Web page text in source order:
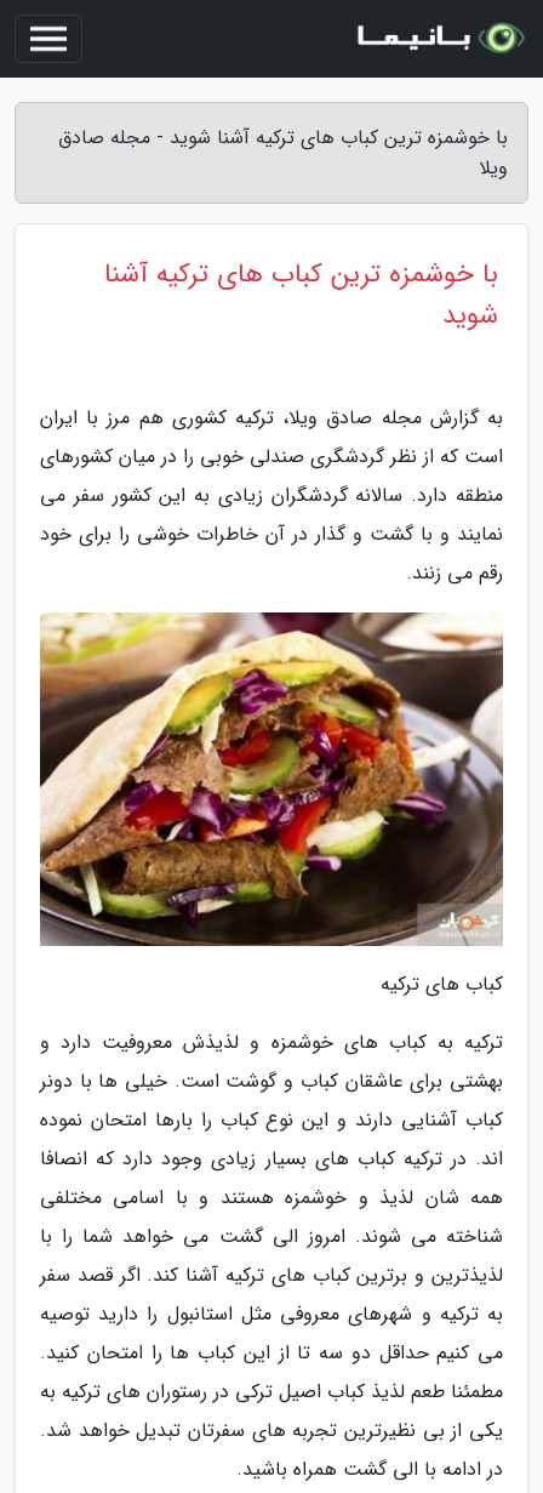
با خوشمزه ترین کباب های ترکیه آشنا شوید - مجله صادق
ویلا
با خوشمزه ترین کباب های ترکیه آشنا
شوید
به گزارش مجله صادق ویلا، ترکیه کشوری هم مرز با ایران
است که از نظر گردشگری صندلی خوبی را در میان کشورهای
منطقه دارد. سالانه گردشگران زیادی به این کشور سفر می
نمایند و با گشت و گذار در آن خاطرات خوشی را برای خود
رقم می زنند.
کباب های ترکیه
ترکیه به کباب های خوشمزه و لذیذش معروفیت دارد و
بهشتی برای عاشقان کباب و گوشت است. خیلی ها با دونر
کباب آشنایی دارند و این نوع کباب را بارها امتحان نموده
اند. در ترکیه کباب های بسیار زیادی وجود دارد که انصافا
همه شان لذیذ و خوشمزه هستند و با اسامی مختلفی
شناخته می شوند. امروز الی گشت می خواهد شما را با
لذیذترین و برترین کباب های ترکیه آشنا کند. اگر قصد سفر
به ترکیه و شهرهای معروفی مثل استانبول را دارید توصیه
می کنیم حداقل دو سه تا از این کباب ها را امتحان کنید.
مطمئنا طعم لذیذ کباب اصیل ترکی در رستوران های ترکیه به
یکی از بی نظیرترین تجربه های سفرتان تبدیل خواهد شد.
در ادامه با الی گشت همراه باشید.